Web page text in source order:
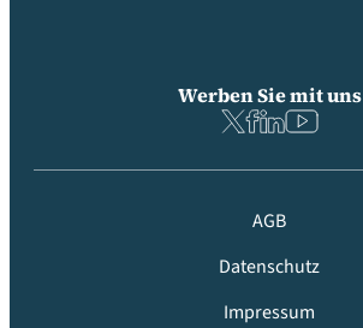
Werben Sie mit uns
AGB
Datenschutz
Impressum